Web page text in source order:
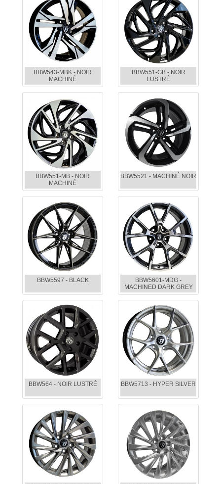
BBW543-MBK - NOIR
MACHINÉ
BBW551-GB - NOIR
LUSTRÉ
BBW551-MB - NOIR
MACHINÉ
BBW5521 - MACHINÉ NOIR
BBW5597 - BLACK
BBW5601-MDG -
MACHINED DARK GREY
BBW564 - NOIR LUSTRÉ BBW5713 - HYPER SILVER